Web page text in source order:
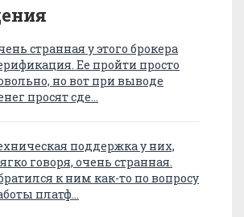
странная у этого брокера
Ее пройти просто
но вот при выводе
просят сде…
поддержка у них,
говоря, очень странная.
к ним как-то по вопросу
платф…